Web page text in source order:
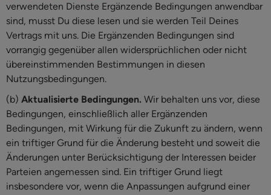
verwendeten Dienste Ergänzende Bedingungen anwendbar
sind, musst Du diese lesen und sie werden Teil Deines
Vertrags mit uns. Die Ergänzenden Bedingungen sind
vorrangig gegenüber allen widersprüchlichen oder nicht
übereinstimmenden Bestimmungen in diesen
Nutzungsbedingungen.
(b) Aktualisierte Bedingungen. Wir behalten uns vor, diese
Bedingungen, einschließlich aller Ergänzenden
Bedingungen, mit Wirkung für die Zukunft zu ändern, wenn
ein triftiger Grund für die Änderung besteht und soweit die
Änderungen unter Berücksichtigung der Interessen beider
Parteien angemessen sind. Ein triftiger Grund liegt
insbesondere vor, wenn die Anpassungen aufgrund einer